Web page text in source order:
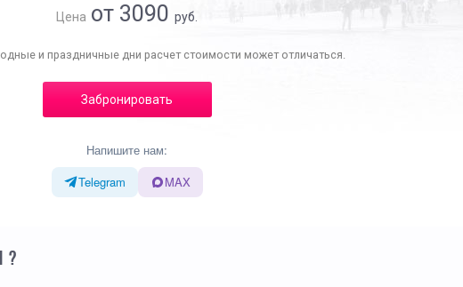
Цена от 3090 руб.
и праздничные дни расчет стоимости может отличаться.
Забронировать
Напишите нам:
Telegram
MAX
?